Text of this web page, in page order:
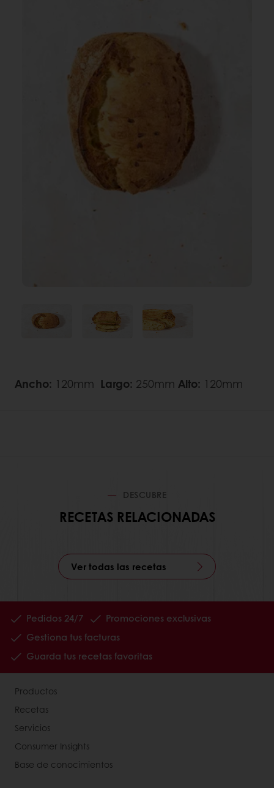
Ancho: 120mm Largo: 250mm Alto: 120mm
DESCUBRE
RECETAS RELACIONADAS
Ver todas las recetas
Pedidos 24/7
Promociones exclusivas
Gestiona tus facturas
Guarda tus recetas favoritas
Productos
Recetas
Servicios
Consumer Insights
Base de conocimientos